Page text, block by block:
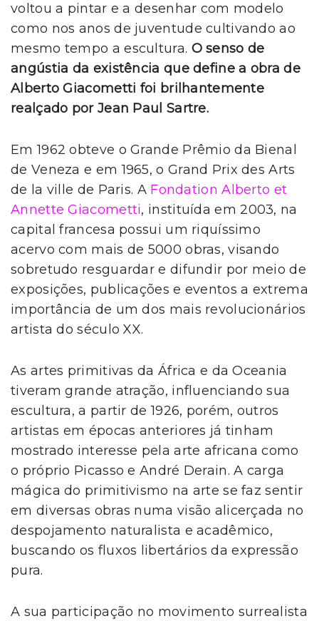
voltou a pintar e a desenhar com modelo
como nos anos de juventude cultivando ao
mesmo tempo a escultura. O senso de
angústia da existência que define a obra de
Alberto Giacometti foi brilhantemente
realçado por Jean Paul Sartre.
Em 1962 obteve o Grande Prêmio da Bienal
de Veneza e em 1965, o Grand Prix des Arts
de la ville de Paris. A Fondation Alberto et
Annette Giacometti, instituída em 2003, na
capital francesa possui um riquíssimo
acervo com mais de 5000 obras, visando
sobretudo resguardar e difundir por meio de
exposições, publicações e eventos a extrema
importância de um dos mais revolucionários
artista do século XX.
As artes primitivas da África e da Oceania
tiveram grande atração, influenciando sua
escultura, a partir de 1926, porém, outros
artistas em épocas anteriores já tinham
mostrado interesse pela arte africana como
o próprio Picasso e André Derain. A carga
mágica do primitivismo na arte se faz sentir
em diversas obras numa visão alicerçada no
despojamento naturalista e acadêmico,
buscando os fluxos libertários da expressão
pura.
A sua participação no movimento surrealista